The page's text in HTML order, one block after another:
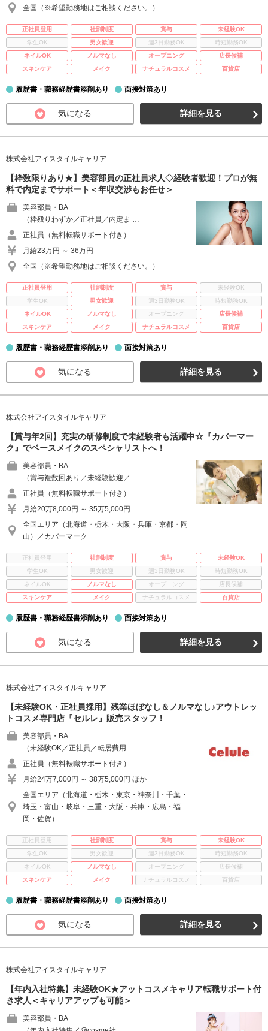
全国（※希望勤務地はご相談ください。）
正社員登用 社割制度 賞与
未経験OK
学生OK
男女歓迎 週3日勤務OK
時短勤務OK
ネイルOK
ノルマなし オープニング
店長候補
スキンケア
メイク ナチュラルコスメ 百貨店
履歴書・職務経歴書添削あり 面接対策あり
気になる 詳細を見る
株式会社アイスタイルキャリア
【枠数限りあり★】美容部員の正社員求人◇経験者歓迎！プロが無
料で内定までサポート＜年収交渉もお任せ＞
美容部員・BA
（枠残りわずか／正社員／内定ま …
正社員（無料転職サポート付き）
月給23万円 ～ 36万円
全国（※希望勤務地はご相談ください。）
正社員登用 社割制度 賞与
未経験OK
学生OK
男女歓迎 週3日勤務OK
時短勤務OK
ネイルOK
ノルマなし オープニング
店長候補
スキンケア
メイク ナチュラルコスメ 百貨店
履歴書・職務経歴書添削あり 面接対策あり
気になる 詳細を見る
株式会社アイスタイルキャリア
【賞与年2回】充実の研修制度で未経験者も活躍中☆『カバーマー
ク』でベースメイクのスペシャリストへ！
美容部員・BA
（賞与複数回あり／未経験歓迎／ …
正社員（無料転職サポート付き）
月給20万8,000円 ～ 35万5,000円
全国エリア（北海道・栃木・大阪・兵庫・京都・岡
山）／カバーマーク
正社員登用 社割制度 賞与
未経験OK
学生OK
男女歓迎 週3日勤務OK
時短勤務OK
ネイルOK
ノルマなし オープニング
店長候補
スキンケア
メイク ナチュラルコスメ 百貨店
履歴書・職務経歴書添削あり 面接対策あり
気になる 詳細を見る
株式会社アイスタイルキャリア
【未経験OK・正社員採用】残業ほぼなし＆ノルマなし♪アウトレッ
トコスメ専門店『セルレ』販売スタッフ！
美容部員・BA
（未経験OK／正社員／転居費用 …
正社員（無料転職サポート付き）
月給24万7,000円 ～ 38万5,000円 ほか
全国エリア（北海道・栃木・東京・神奈川・千葉・
埼玉・富山・岐阜・三重・大阪・兵庫・広島・福
岡・佐賀）
正社員登用 社割制度 賞与
未経験OK
学生OK
男女歓迎 週3日勤務OK
時短勤務OK
ネイルOK
ノルマなし オープニング
店長候補
スキンケア
メイク ナチュラルコスメ 百貨店
履歴書・職務経歴書添削あり 面接対策あり
気になる 詳細を見る
株式会社アイスタイルキャリア
【年内入社特集】未経験OK★アットコスメキャリア転職サポート付
き求人＜キャリアアップも可能＞
美容部員・BA